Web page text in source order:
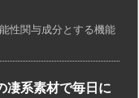
性関与成分とする機能
凄系素材で毎日に